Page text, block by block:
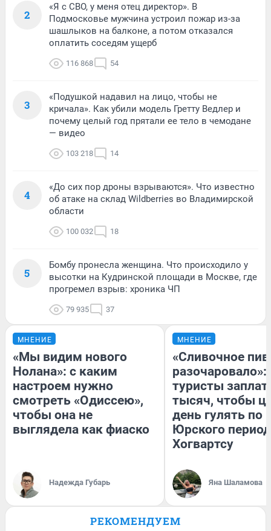
2
«Я с СВО, у меня отец директор». В
Подмосковье мужчина устроил пожар из-за
шашлыков на балконе, а потом отказался
оплатить соседям ущерб
116 868 54
3
«Подушкой надавил на лицо, чтобы не
кричала». Как убили модель Гретту Ведлер и
почему целый год прятали ее тело в чемодане
— видео
103 218 14
4
«До сих пор дроны взрываются». Что известно
об атаке на склад Wildberries во Владимирской
области
100 032 18
5
Бомбу пронесла женщина. Что происходило у
высотки на Кудринской площади в Москве, где
прогремел взрыв: хроника ЧП
79 935 37
МНЕНИЕ
«Мы видим нового
Нолана»: с каким
настроем нужно
смотреть «Одиссею»,
чтобы она не
выглядела как фиаско
Надежда Губарь
МНЕНИЕ
«Сливочное
разочаровало»:
туристы
тысяч, чтобы
день гулять по
Юрского
Хогвартсу
Яна Шаламова
РЕКОМЕНДУЕМ